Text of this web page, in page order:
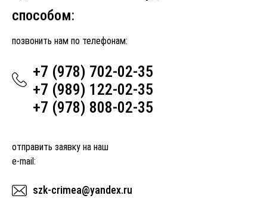
способом:
позвонить нам по телефонам:
+7 (978) 702-02-35
+7 (989) 122-02-35
+7 (978) 808-02-35
отправить заявку на наш
e-mail:
szk-crimea@yandex.ru